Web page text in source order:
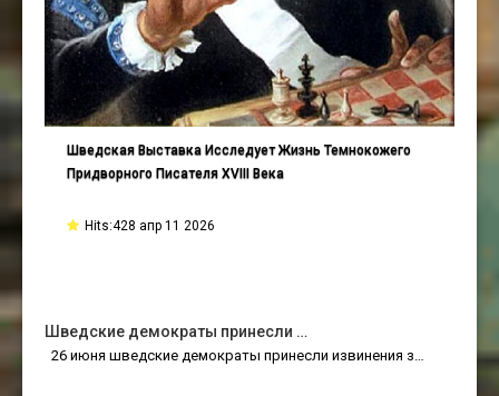
Шведская Выставка Исследует Жизнь Темнокожего
Придворного Писателя XVIII Века
Hits:428 апр 11 2026
Шведские демократы принесли …
26 июня шведские демократы принесли извинения з…